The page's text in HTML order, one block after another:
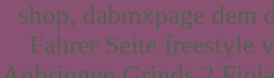
shop, dabmxpage
Fahrer Seite freestyle